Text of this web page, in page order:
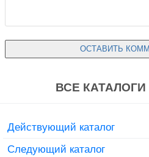
ВСЕ
Действующий каталог
Следующий каталог